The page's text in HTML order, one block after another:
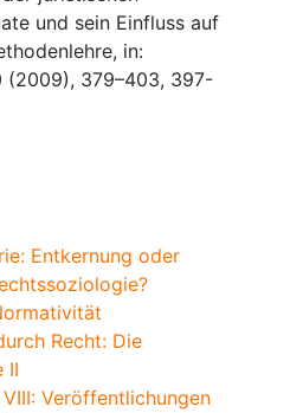
und sein Einfluss auf
in:
(2009), 379–403, 397-
Entkernung oder
Recht: Die
II
Veröffentlichungen